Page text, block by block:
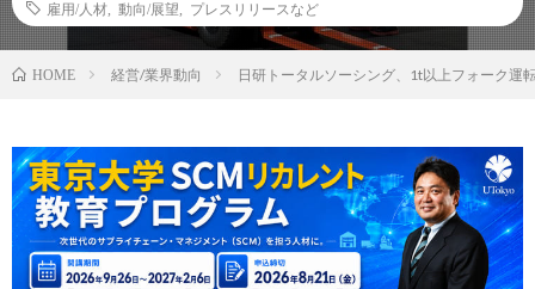
雇用/人材
動向/展望 プレスリリースなど
HOME 経営/業界動向 日研トータルソーシング、1t以上フォーク運